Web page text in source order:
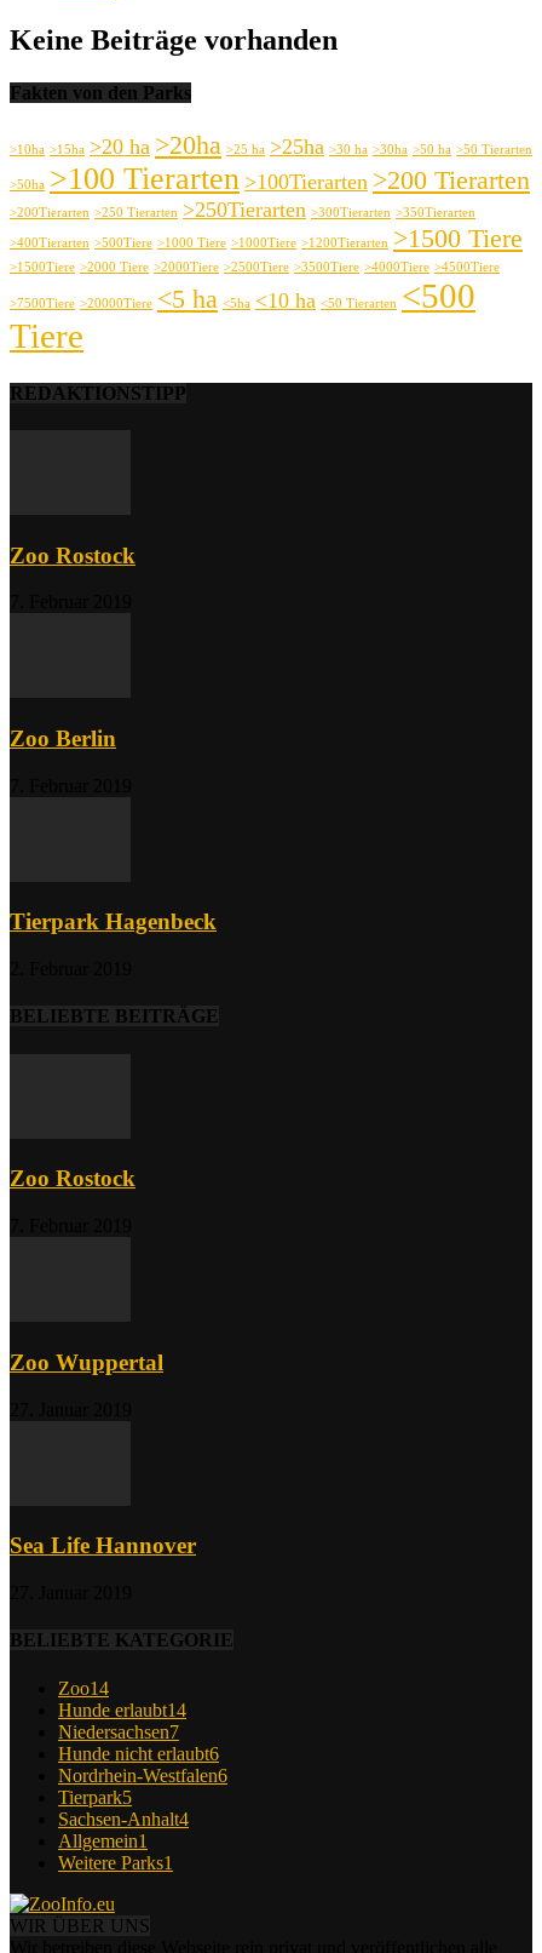
Keine Beiträge vorhanden
Fakten von den Parks
>10ha >15ha >20 ha >20ha >25 ha >25ha >30 ha >30ha >50 ha >50 Tierarten
>50ha >100 Tierarten >100Tierarten >200 Tierarten
>200Tierarten >250 Tierarten >250Tierarten >300Tierarten >350Tierarten
>400Tierarten >500Tiere >1000 Tiere >1000Tiere >1200Tierarten >1500 Tiere
>1500Tiere >2000 Tiere >2000Tiere >2500Tiere >3500Tiere >4000Tiere >4500Tiere
>7500Tiere >20000Tiere <5 ha <5ha <10 ha <50 Tierarten <500
Tiere
REDAKTIONSTIPP
Zoo Rostock
Zoo Berlin
Tierpark Hagenbeck
BELIEBTE BEITRÄGE
Zoo Rostock
Zoo Wuppertal
Sea Life Hannover
BELIEBTE KATEGORIE
Zoo14
Hunde erlaubt14
Niedersachsen7
Hunde nicht erlaubt6
Nordrhein-Westfalen6
Tierpark5
Sachsen-Anhalt4
Allgemein1
Weitere Parks1
WIR ÜBER UNS